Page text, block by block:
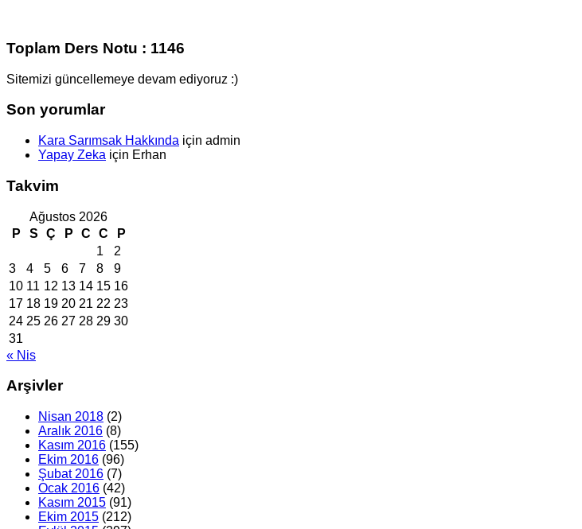
Toplam Ders Notu : 1146
Sitemizi güncellemeye devam ediyoruz :)
Son yorumlar
Kara Sarımsak Hakkında için admin
Yapay Zeka için Erhan
Takvim
Ağustos 2026
P
S Ç P C C
P
1
2
3
4 5 6 7 8
9
10 11 12 13 14 15 16
17 18 19 20 21 22 23
24 25 26 27 28 29 30
31
« Nis
Arşivler
Nisan 2018 (2)
Aralık 2016 (8)
Kasım 2016 (155)
Ekim 2016 (96)
Şubat 2016 (7)
Ocak 2016 (42)
Kasım 2015 (91)
Ekim 2015 (212)